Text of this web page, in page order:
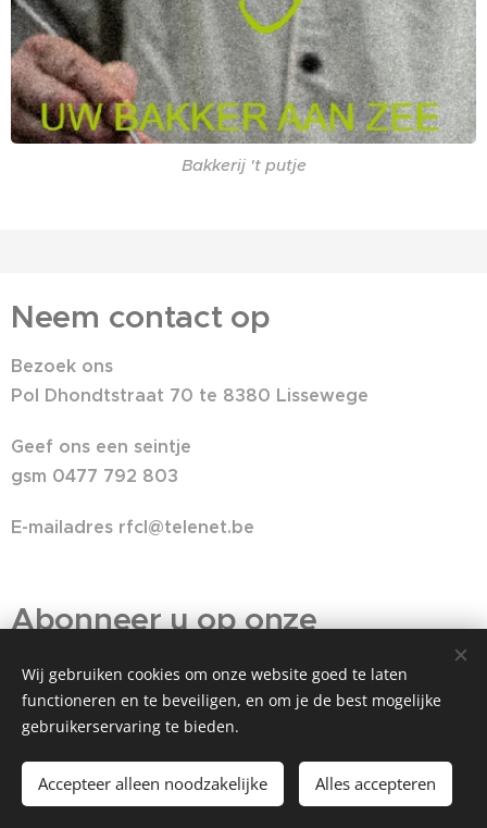
Bakkerij 't putje
Neem contact op
Bezoek ons
Pol Dhondtstraat 70 te 8380 Lissewege
Geef ons een seintje
gsm 0477 792 803
E-mailadres rfcl@telenet.be
Abonneer u op onze
nieuwsbrief
Dit is waar uw tekst begint. U kunt hier klikken en
beginnen met typen.
Wij gebruiken cookies om onze website goed te laten
functioneren en te beveiligen, en om je de best mogelijke
gebruikerservaring te bieden.
Accepteer alleen noodzakelijke Alles accepteren